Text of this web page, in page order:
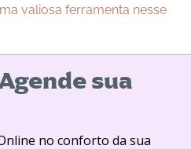
valiosa ferramenta nesse
sua
no conforto da sua